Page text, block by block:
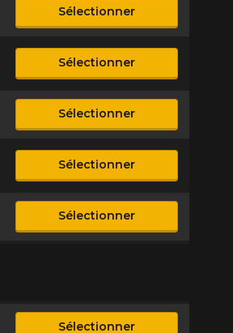
Sélectionner
Sélectionner
Sélectionner
Sélectionner
Sélectionner
Sélectionner